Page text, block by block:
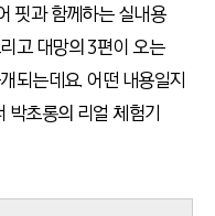
핏과 함께하는 실내용
고 대망의 3편이 오는
되는데요. 어떤 내용일지
박초롱의 리얼 체험기